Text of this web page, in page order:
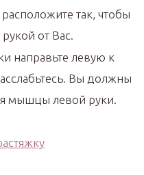
так, чтобы
от Вас.
направьте левую к
Вы должны
мышцы левой руки.